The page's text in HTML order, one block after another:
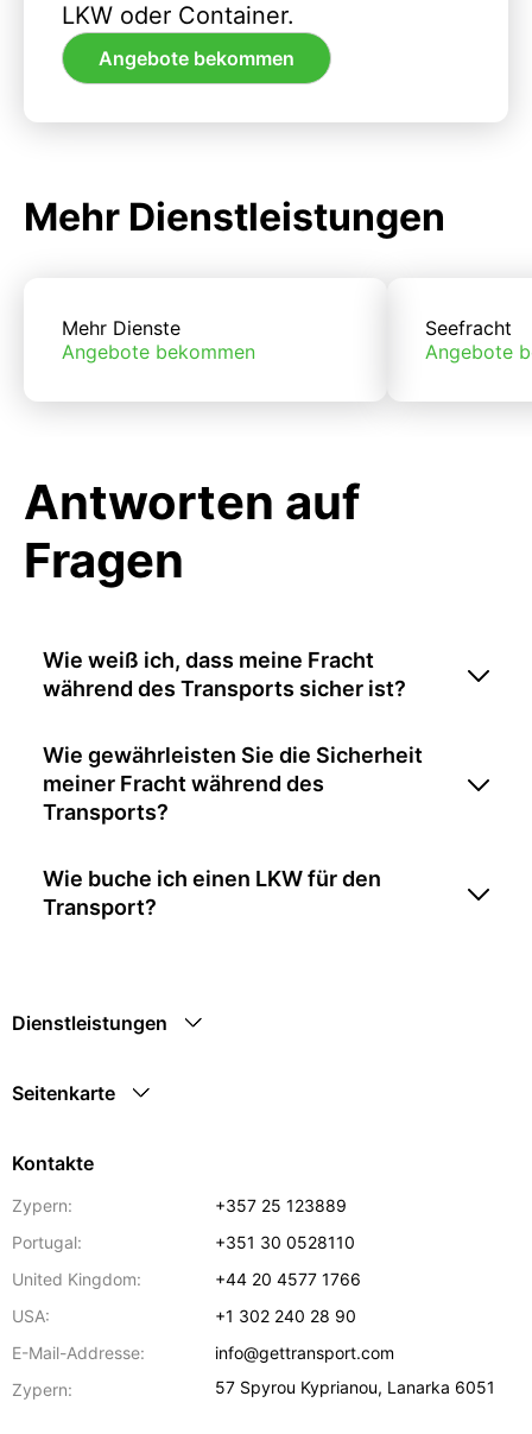
LKW oder Container.
Angebote bekommen
Mehr Dienstleistungen
Mehr Dienste
Angebote bekommen
Seefracht
Angebote
Antworten auf
Fragen
Wie weiß ich, dass meine Fracht
während des Transports sicher ist?
Wie gewährleisten Sie die Sicherheit
meiner Fracht während des
Transports?
Wie buche ich einen LKW für den
Transport?
Dienstleistungen
Seitenkarte
Kontakte
Zypern:
+357 25 123889
Portugal:
+351 30 0528110
United Kingdom:
+44 20 4577 1766
USA:
+1 302 240 28 90
E-Mail-Addresse:
info@gettransport.com
Zypern:
57 Spyrou Kyprianou, Lanarka 6051